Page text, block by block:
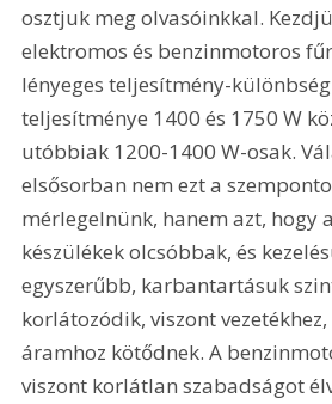
osztjuk meg olvasóinkkal.
elektromos és benzinmotoros
lényeges teljesítmény-
teljesítménye 1400 és 1750 W
utóbbiak 1200-1400 W-osak.
elsősorban nem ezt a
mérlegelnünk, hanem azt, hogy
készülékek olcsóbbak, és
egyszerűbb, karbantartásuk
korlátozódik, viszont
áramhoz kötődnek. A
viszont korlátlan szabadságot